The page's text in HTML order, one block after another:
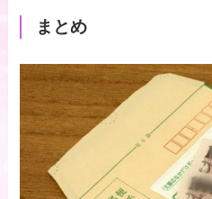
まとめ